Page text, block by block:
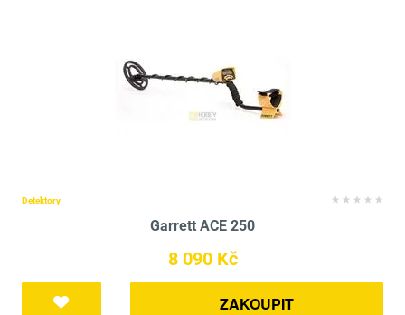
Detektory
Garrett ACE 250
8 090 Kč
ZAKOUPIT